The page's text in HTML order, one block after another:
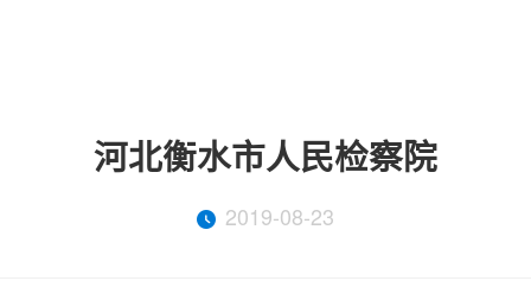
河北衡水市人民检察院
2019-08-23